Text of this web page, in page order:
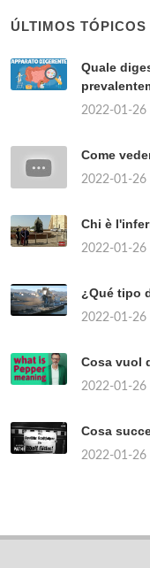
ÚLTIMOS TÓPICOS
Quale
2022-01-26
Come
2022-01-26
Chi è
2022-01-26
¿Qué tipo
2022-01-26
Cosa vuol
2022-01-26
Cosa
2022-01-26